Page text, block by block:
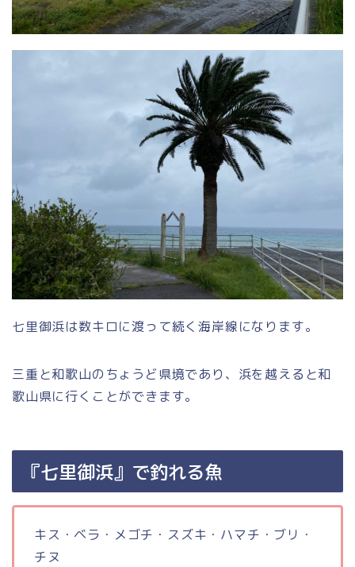
七里御浜は数キロに渡って続く海岸線になります。
三重と和歌山のちょうど県境であり、浜を越えると和
歌山県に行くことができます。
『七里御浜』で釣れる魚
キス・ベラ・メゴチ・スズキ・ハマチ・ブリ・
チヌ